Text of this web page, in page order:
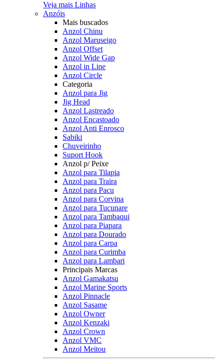
Veja mais Linhas
Anzóis
Mais buscados
Anzol Chinu
Anzol Maruseigo
Anzol Offset
Anzol Wide Gap
Anzol in Line
Anzol Circle
Categoria
Anzol para Jig
Jig Head
Anzol Lastreado
Anzol Encastoado
Anzol Anti Enrosco
Sabiki
Chuveirinho
Suport Hook
Anzol p/ Peixe
Anzol para Tilapia
Anzol para Traira
Anzol para Pacu
Anzol para Corvina
Anzol para Tucunare
Anzol para Tambaqui
Anzol para Piapara
Anzol para Dourado
Anzol para Carpa
Anzol para Curimba
Anzol para Lambari
Principais Marcas
Anzol Gamakatsu
Anzol Marine Sports
Anzol Pinnacle
Anzol Sasame
Anzol Owner
Anzol Kenzaki
Anzol Crown
Anzol VMC
Anzol Meitou